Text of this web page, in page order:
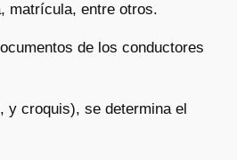
matrícula, entre otros.
de los conductores
y croquis), se determina el